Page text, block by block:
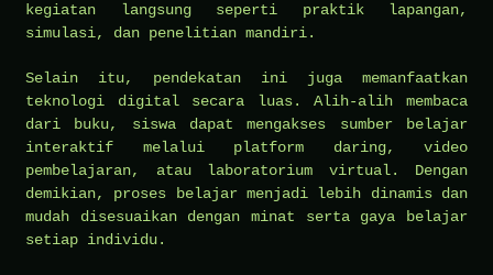
kegiatan langsung seperti praktik lapangan,
simulasi, dan penelitian mandiri.
Selain itu, pendekatan ini juga memanfaatkan
teknologi digital secara luas. Alih-alih membaca
dari buku, siswa dapat mengakses sumber belajar
interaktif melalui platform daring, video
pembelajaran, atau laboratorium virtual. Dengan
demikian, proses belajar menjadi lebih dinamis dan
mudah disesuaikan dengan minat serta gaya belajar
setiap individu.